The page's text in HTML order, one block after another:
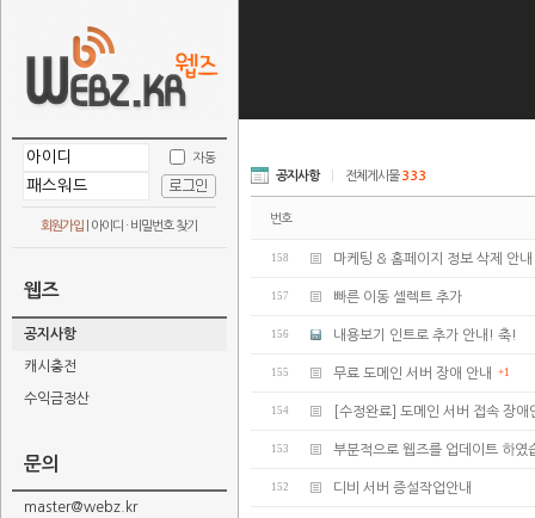
자동
회원가입 아이디 · 비밀번호 찾기
웹즈
공지사항
캐시충전
수익금정산
문의
master@webz.kr
공지사항 전체게시물333
번호
158 마케팅 & 홈페이지 정보 삭제 안내
157 빠른 이동 셀렉트 추가
156 내용보기 인트로 추가 안내! 축!
155 무료 도메인 서버 장애 안내 +1
154 [수정완료] 도메인 서버 접속 장애
153 부분적으로 웹즈를 업데이트 하였
152 디비 서버 증설작업안내